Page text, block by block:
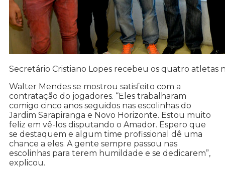
Secretário Cristiano Lopes recebeu os quatro atletas
Walter Mendes se mostrou satisfeito com a
contratação do jogadores. “Eles trabalharam
comigo cinco anos seguidos nas escolinhas do
Jardim Sarapiranga e Novo Horizonte. Estou muito
feliz em vê-los disputando o Amador. Espero que
se destaquem e algum time profissional dê uma
chance a eles. A gente sempre passou nas
escolinhas para terem humildade e se dedicarem”,
explicou.